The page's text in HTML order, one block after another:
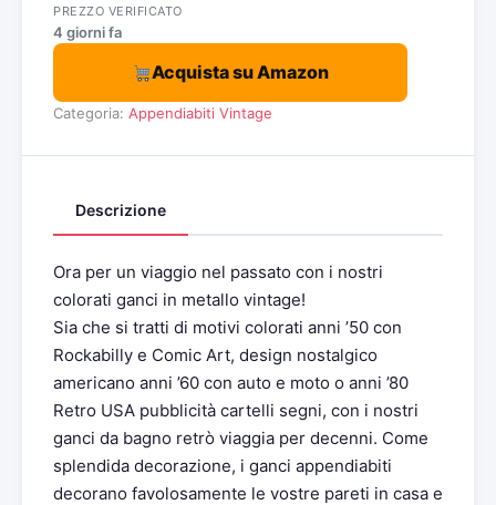
PREZZO VERIFICATO
4 giorni fa
Acquista su Amazon
Categoria: Appendiabiti Vintage
Descrizione
Ora per un viaggio nel passato con i nostri
colorati ganci in metallo vintage!
Sia che si tratti di motivi colorati anni ’50 con
Rockabilly e Comic Art, design nostalgico
americano anni ’60 con auto e moto o anni ’80
Retro USA pubblicità cartelli segni, con i nostri
ganci da bagno retrò viaggia per decenni. Come
splendida decorazione, i ganci appendiabiti
decorano favolosamente le vostre pareti in casa e